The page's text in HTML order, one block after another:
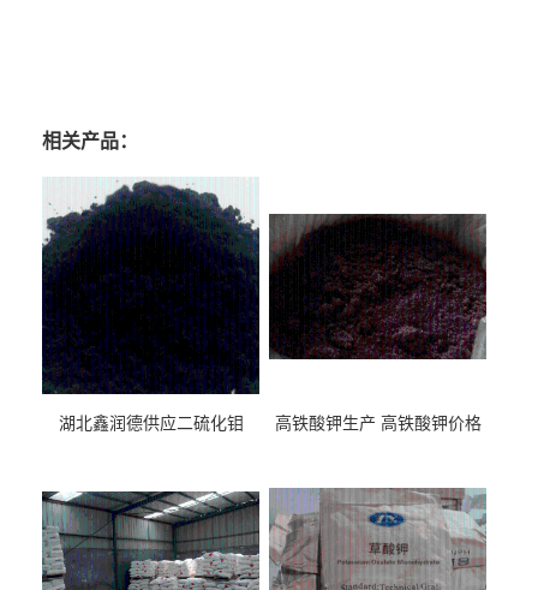
相关产品：
湖北鑫润德供应二硫化钼 高铁酸钾生产 高铁酸钾价格